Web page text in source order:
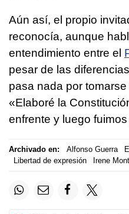
Aún así, el propio
reconocía, aunque
entendimiento entre el
pesar de las
pasa nada por
«Elaboré la
enfrente y luego
Archivado en: Alfonso Guerra
Libertad de expresión
Irene